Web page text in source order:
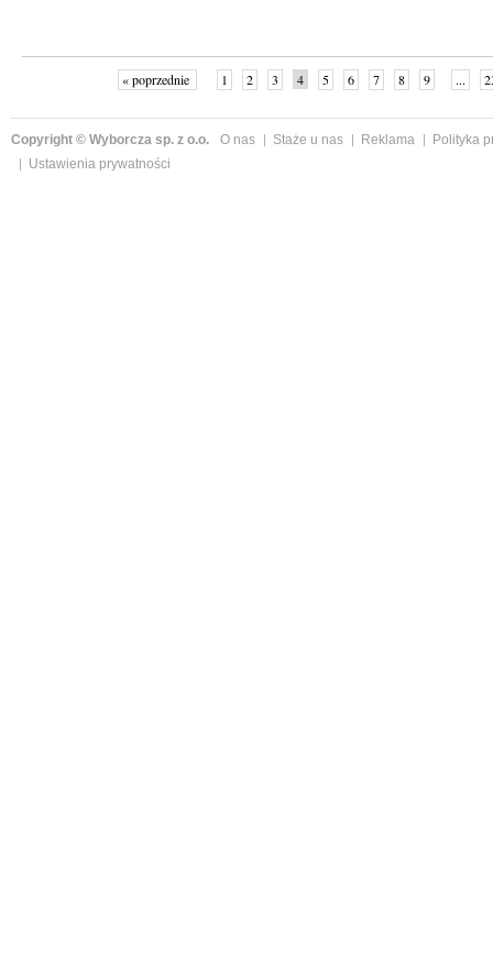
« poprzednie 1 2 3 4 5 6 7 8 9 ...
Copyright © Wyborcza sp. z o.o. O nas Staże u nas Reklama
Polityka
Ustawienia prywatności